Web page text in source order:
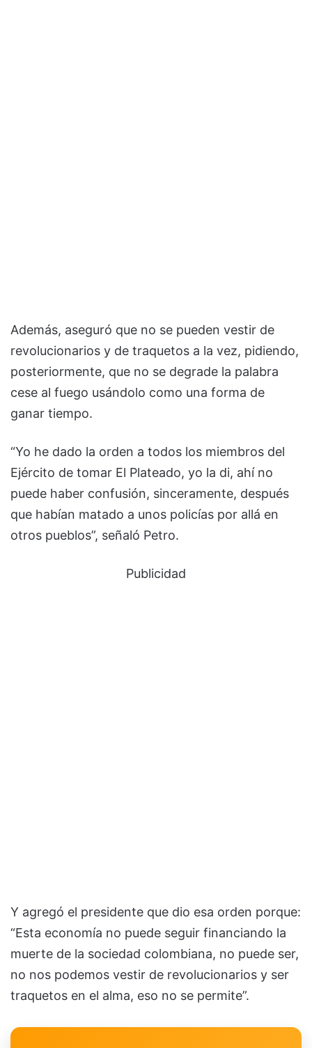
Además, aseguró que no se pueden vestir de
revolucionarios y de traquetos a la vez, pidiendo,
posteriormente, que no se degrade la palabra
cese al fuego usándolo como una forma de
ganar tiempo.
“Yo he dado la orden a todos los miembros del
Ejército de tomar El Plateado, yo la di, ahí no
puede haber confusión, sinceramente, después
que habían matado a unos policías por allá en
otros pueblos”, señaló Petro.
Publicidad
Y agregó el presidente que dio esa orden porque:
“Esta economía no puede seguir financiando la
muerte de la sociedad colombiana, no puede ser,
no nos podemos vestir de revolucionarios y ser
traquetos en el alma, eso no se permite”.